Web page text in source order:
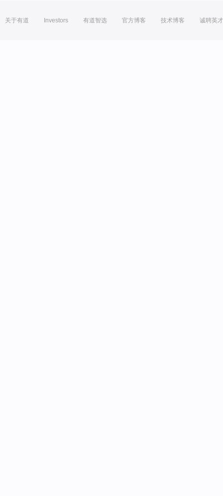
关于有道 Investors 有道智选 官方博客 技术博客 诚聘英才